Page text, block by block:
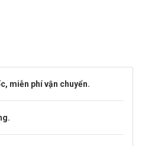
miễn phí vận chuyển.